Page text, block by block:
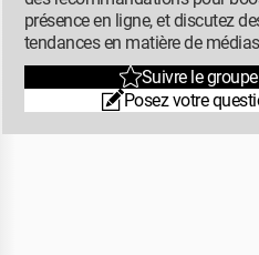
présence en ligne, et discutez
tendances en matière de
Suivre le groupe
Posez votre